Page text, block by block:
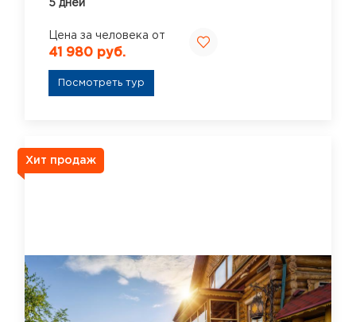
5 дней
Цена за человека от
41 980 руб.
Посмотреть тур
Хит продаж